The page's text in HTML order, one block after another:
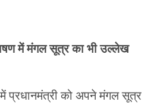
में मंगल सूत्र का भी उल्लेख
प्रधानमंत्री को अपने मंगल सूत्र